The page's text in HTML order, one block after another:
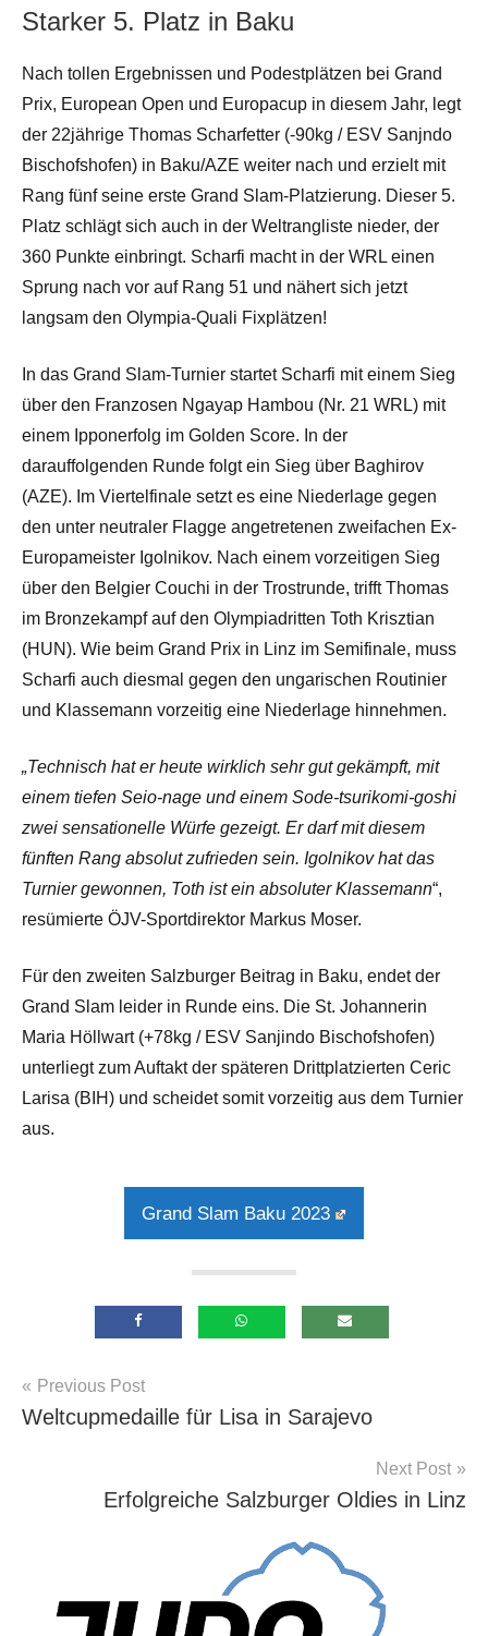
Starker 5. Platz in Baku
Nach tollen Ergebnissen und Podestplätzen bei Grand
Prix, European Open und Europacup in diesem Jahr, legt
der 22jährige Thomas Scharfetter (-90kg / ESV Sanjndo
Bischofshofen) in Baku/AZE weiter nach und erzielt mit
Rang fünf seine erste Grand Slam-Platzierung. Dieser 5.
Platz schlägt sich auch in der Weltrangliste nieder, der
360 Punkte einbringt. Scharfi macht in der WRL einen
Sprung nach vor auf Rang 51 und nähert sich jetzt
langsam den Olympia-Quali Fixplätzen!
In das Grand Slam-Turnier startet Scharfi mit einem Sieg
über den Franzosen Ngayap Hambou (Nr. 21 WRL) mit
einem Ipponerfolg im Golden Score. In der
darauffolgenden Runde folgt ein Sieg über Baghirov
(AZE). Im Viertelfinale setzt es eine Niederlage gegen
den unter neutraler Flagge angetretenen zweifachen Ex-
Europameister Igolnikov. Nach einem vorzeitigen Sieg
über den Belgier Couchi in der Trostrunde, trifft Thomas
im Bronzekampf auf den Olympiadritten Toth Krisztian
(HUN). Wie beim Grand Prix in Linz im Semifinale, muss
Scharfi auch diesmal gegen den ungarischen Routinier
und Klassemann vorzeitig eine Niederlage hinnehmen.
„Technisch hat er heute wirklich sehr gut gekämpft, mit
einem tiefen Seio-nage und einem Sode-tsurikomi-goshi
zwei sensationelle Würfe gezeigt. Er darf mit diesem
fünften Rang absolut zufrieden sein. Igolnikov hat das
Turnier gewonnen, Toth ist ein absoluter Klassemann“,
resümierte ÖJV-Sportdirektor Markus Moser.
Für den zweiten Salzburger Beitrag in Baku, endet der
Grand Slam leider in Runde eins. Die St. Johannerin
Maria Höllwart (+78kg / ESV Sanjindo Bischofshofen)
unterliegt zum Auftakt der späteren Drittplatzierten Ceric
Larisa (BIH) und scheidet somit vorzeitig aus dem Turnier
aus.
Grand Slam Baku 2023
Allgemein
Beitragsnavigation
Previous Post
Weltcupmedaille für Lisa in Sarajevo
Next Post
Erfolgreiche Salzburger Oldies in Linz